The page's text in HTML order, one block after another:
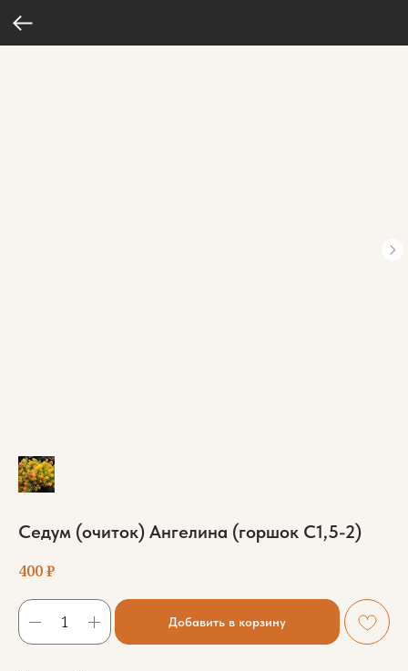
Седум (очиток) Ангелина (горшок С1,5-2)
400₽
Добавить в корзину